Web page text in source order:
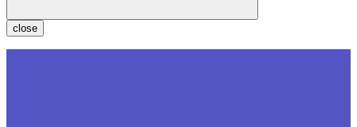
close